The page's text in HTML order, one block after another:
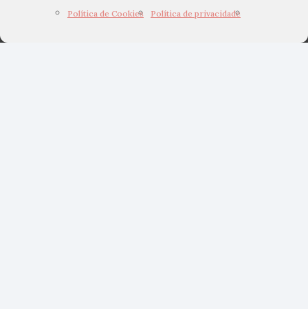
Política de Cookies Política de privacidade